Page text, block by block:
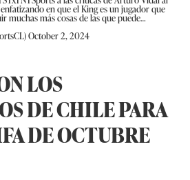
en que el King es un jugador que
muchas más cosas de las que puede…
October 2, 2024
LOS
DE CHILE PARA
DE OCTUBRE